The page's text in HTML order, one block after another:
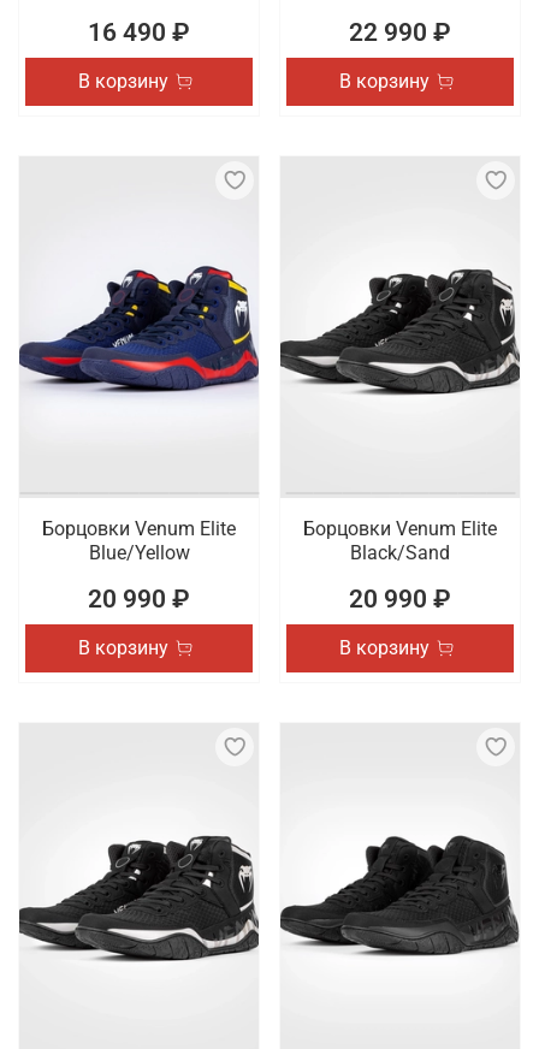
16 490 ₽
В корзину
22 990 ₽
В корзину
Борцовки Venum Elite
Blue/Yellow
20 990 ₽
В корзину
Борцовки Venum Elite
Black/Sand
20 990 ₽
В корзину